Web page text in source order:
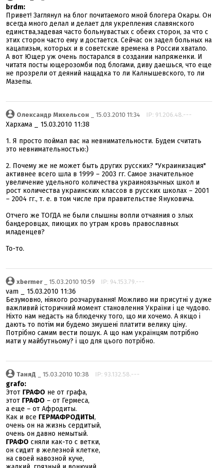
brdm:
Привет! Заглянул на блог почитаемого мной блогера Окары. Он
всегда много делал и делает для укрепления славянского
единства,задевая часто больнувастых с обеих сторон, за что с
этих сторон часто ему и достается. Сейчас он задел больных на
кацапизьм, которых и в советские времена в России хватало.
А вот Ющер уж очень постарался в создании напряженки. И
читатя посты ющерозомби под блогами, диву даешься, что еще
не прозрели от деяний нащадка то ли Калнышевского, то ли
Мазепы.
Олександр Михельсон _ 15.03.2010 11:34 IP: 91.206.48.---
Хархама _ 15.03.2010 11:38
1. Я просто поймал вас на невнимательности. Будем считать
это невнимательностью:)
2. Почему же не может быть других русских? "Украинизация"
активнее всего шла в 1999 – 2003 гг. Самое значительное
увеличение удельного количества украиноязычных школ и
рост количества украинских классов в русских школах – 2001
– 2004 гг., т. е. в том числе при правительстве Януковича.
Отчего же ТОГДА не были слышны вопли отчаяния о злых
бандеровцах, пиющих по утрам кровь православных
младенцев?
То-то.
xbermer_ 15.03.2010 10:59 IP: 94.153.79.---
vam _ 15.03.2010 11:36
Безумовно, ніякого розчарування! Можливо ми присутні у дуже
важливий історичний момент становлення України і це чудово.
Ніхто нам недасть на блюдечку того, що ми хочемо. А якщо і
дають то потім ми будемо змушені платити велику ціну.
Потрібно самим вести пошук. А що нам українцям потрібно
мати у майбутньому? і що для цього потрібно.
ТаняД _ 15.03.2010 10:38 IP: 93.132.58.---
grafo:
Этот ГРАФО не от графа,
этот ГРАФО – от Гермеса,
а еще – от Афродиты.
Как и все ГЕРМАФРОДИТЫ,
очень он на жизнь сердитый,
очень он давно немытый.
ГРАФО сняли как-то с ветки,
он сидит в железной клетке,
на своей навозной куче,